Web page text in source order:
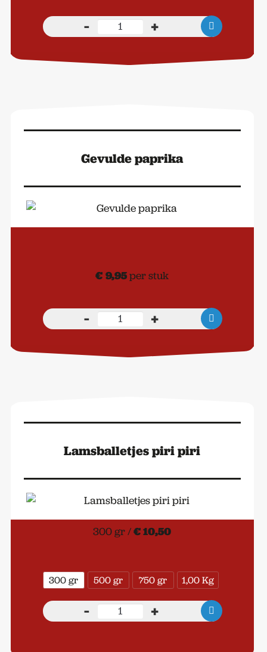
-
Quiche
olijf/salami
+
Gevulde paprika
€ 9,95per stuk
-
Gevulde
paprika
+
Lamsballetjes piri piri
300 gr 500 gr 750 gr 1,00 Kg
300 gr /€ 10,50
-
Lamsballetjes
piri
+